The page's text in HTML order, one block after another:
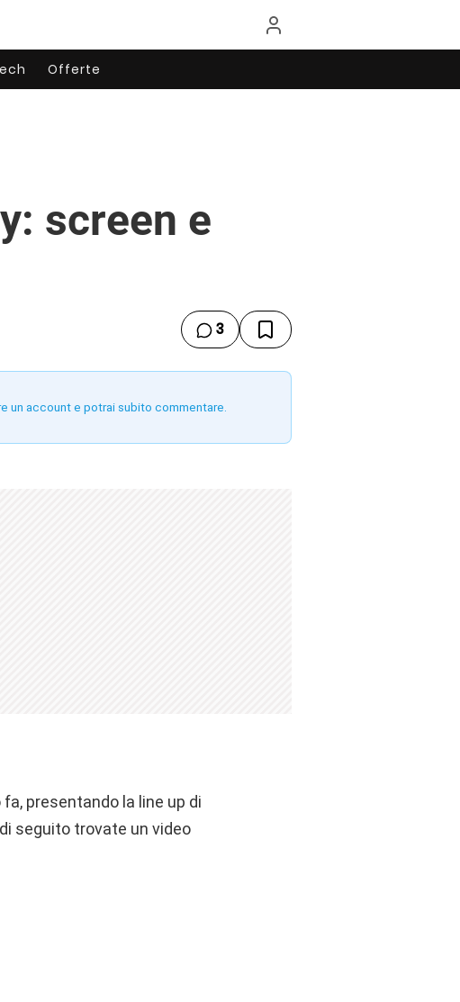
Offerte
screen e
3
un account e potrai subito commentare.
presentando la line up di
seguito trovate un video